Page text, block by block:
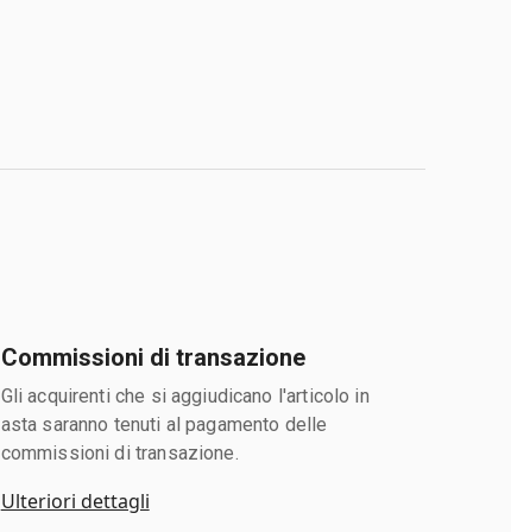
Commissioni di transazione
Gli acquirenti che si aggiudicano l'articolo in
asta saranno tenuti al pagamento delle
commissioni di transazione.
Ulteriori dettagli